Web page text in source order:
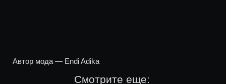
Автор мода — Endi Adika
Смотрите еще: